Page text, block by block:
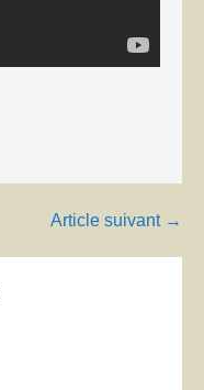
Article suivant →